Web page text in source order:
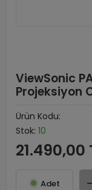
ViewSonic
Projeksiyon
Ürün Kodu:
Stok: 10
21.490,00
Adet